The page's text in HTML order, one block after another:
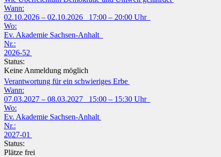
Wann:
02.10.2026 – 02.10.2026 17:00 – 20:00 Uhr
Wo:
Ev. Akademie Sachsen-Anhalt
Nr.:
2026-52
Status:
Keine Anmeldung möglich
Verantwortung für ein schwieriges Erbe
Wann:
07.03.2027 – 08.03.2027 15:00 – 15:30 Uhr
Wo:
Ev. Akademie Sachsen-Anhalt
Nr.:
2027-01
Status:
Plätze frei